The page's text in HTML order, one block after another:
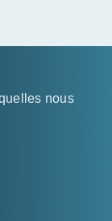
nous